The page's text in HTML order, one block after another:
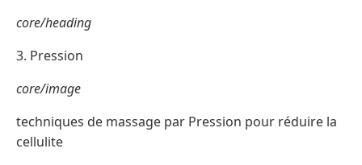
core/heading
3. Pression
core/image
techniques de massage par Pression pour réduire la
cellulite